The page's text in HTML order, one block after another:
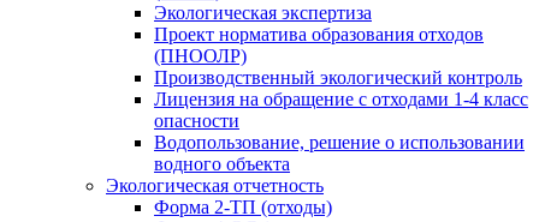
Экологическая экспертиза
Проект норматива образования отходов
(ПНООЛР)
Производственный экологический контроль
Лицензия на обращение с отходами 1-4 класс
опасности
Водопользование, решение о использовании
водного объекта
Экологическая отчетность
Форма 2-ТП (отходы)